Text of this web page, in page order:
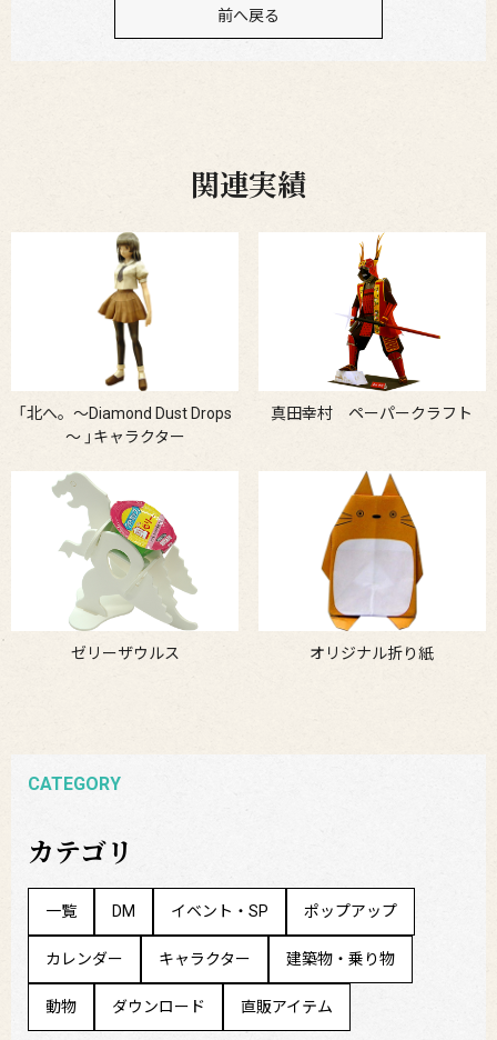
前へ戻る
関連実績
「北へ。～Diamond Dust Drops
～ 」キャラクター
真田幸村 ペーパークラフト
ゼリーザウルス オリジナル折り紙
CATEGORY
カテゴリ
一覧 DM イベント・SP ポップアップ
カレンダー キャラクター 建築物・乗り物
動物 ダウンロード 直販アイテム